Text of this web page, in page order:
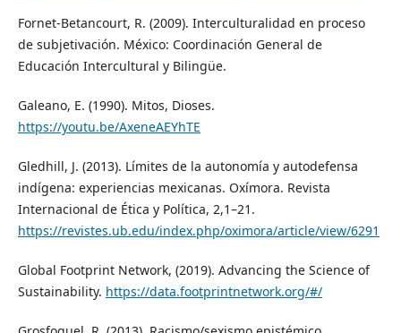
Fornet-Betancourt, R. (2009). Interculturalidad en proceso
de subjetivación. México: Coordinación General de
Educación Intercultural y Bilingüe.
Galeano, E. (1990). Mitos, Dioses.
https://youtu.be/AxeneAEYhTE
Gledhill, J. (2013). Límites de la autonomía y autodefensa
indígena: experiencias mexicanas. Oxímora. Revista
Internacional de Ética y Política, 2,1–21.
https://revistes.ub.edu/index.php/oximora/article/view/6291
Global Footprint Network, (2019). Advancing the Science of
Sustainability. https://data.footprintnetwork.org/#/